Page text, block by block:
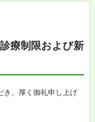
療制限および新
き、厚く御礼申し上げ